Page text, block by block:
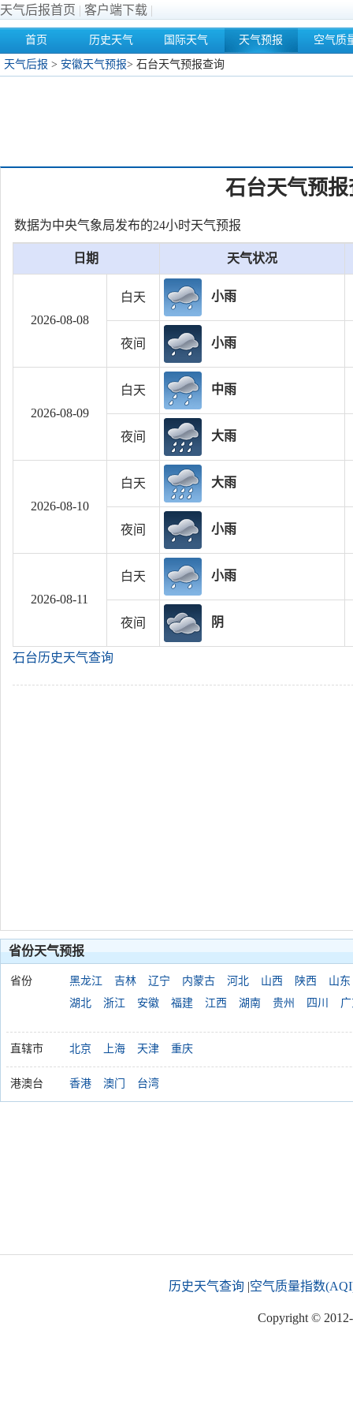
天气后报首页 | 客户端下载 |
首页 历史天气 国际天气 天气预报 空气质
天气后报 > 安徽天气预报> 石台天气预报查询
石台天气预
数据为中央气象局发布的24小时天气预报
日期 天气状况
2026-08-08
白天 小雨
夜间 小雨
2026-08-09
白天 中雨
夜间 大雨
2026-08-10
白天 大雨
夜间 小雨
2026-08-11
白天 小雨
夜间 阴
石台历史天气查询
省份天气预报
省份 黑龙江 吉林 辽宁 内蒙古 河北 山西 陕西
山东
湖北
浙江 安徽 福建 江西 湖南 贵州 四川
直辖市 北京 上海 天津 重庆
港澳台 香港 澳门 台湾
历史天气查询 |空气质量指数
Copyright ©